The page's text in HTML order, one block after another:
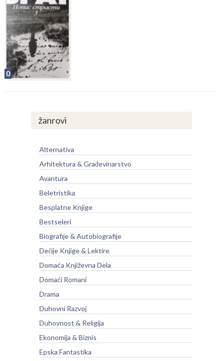
0
žanrovi
Alternativa
Arhitektura & Građevinarstvo
Avantura
Beletristika
Besplatne Knjige
Bestseleri
Biografije & Autobiografije
Dečije Knjige & Lektire
Domaća Književna Dela
Domaći Romani
Drama
Duhovni Razvoj
Duhovnost & Religija
Ekonomija & Biznis
Epska Fantastika